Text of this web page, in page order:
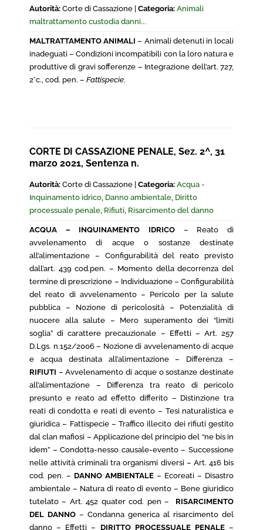
Autorità: Corte di Cassazione | Categoria: Animali
maltrattamento custodia danni...
MALTRATTAMENTO ANIMALI – Animali detenuti in locali
inadeguati – Condizioni incompatibili con la loro natura e
produttive di gravi sofferenze – Integrazione dell’art. 727,
2°c., cod. pen. – Fattispecie.
CORTE DI CASSAZIONE PENALE, Sez. 2^, 31
marzo 2021, Sentenza n.
Autorità: Corte di Cassazione | Categoria: Acqua -
Inquinamento idrico, Danno ambientale, Diritto
processuale penale, Rifiuti, Risarcimento del danno
ACQUA – INQUINAMENTO IDRICO – Reato di
avvelenamento di acque o sostanze destinate
all’alimentazione – Configurabilità del reato previsto
dall’art. 439 cod.pen. – Momento della decorrenza del
termine di prescrizione – Individuazione – Configurabilità
del reato di avvelenamento – Pericolo per la salute
pubblica – Nozione di pericolosità – Potenzialità di
nuocere alla salute – Mero superamento dei “limiti
soglia” di carattere precauzionale – Effetti – Art. 257
D.Lgs. n.152/2006 – Nozione di avvelenamento di acque
e acqua destinata all’alimentazione – Differenza –
RIFIUTI – Avvelenamento di acque o sostanze destinate
all’alimentazione – Differenza tra reato di pericolo
presunto e reato ad effetto differito – Distinzione tra
reati di condotta e reati di evento – Tesi naturalistica e
giuridica – Fattispecie – Traffico illecito dei rifiuti gestito
dal clan mafiosi – Applicazione del principio del “ne bis in
idem” – Condotta-nesso causale-evento – Successione
nelle attività criminali tra organismi diversi – Art. 416 bis
cod. pen. – DANNO AMBIENTALE – Ecoreati – Disastro
ambientale – Natura di reato di evento – Bene giuridico
tutelato – Art. 452 quater cod. pen –
RISARCIMENTO
DEL DANNO – Condanna generica al risarcimento del
danno – Effetti – DIRITTO PROCESSUALE PENALE–